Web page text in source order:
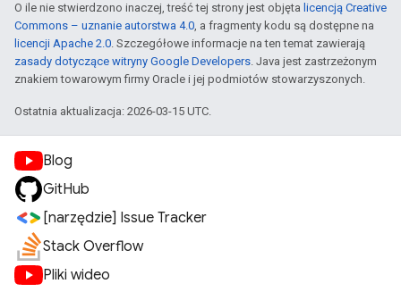
O ile nie stwierdzono inaczej, treść tej strony jest objęta licencją Creative
Commons – uznanie autorstwa 4.0, a fragmenty kodu są dostępne na
licencji Apache 2.0. Szczegółowe informacje na ten temat zawierają
zasady dotyczące witryny Google Developers. Java jest zastrzeżonym
znakiem towarowym firmy Oracle i jej podmiotów stowarzyszonych.
Ostatnia aktualizacja: 2026-03-15 UTC.
Blog
GitHub
[narzędzie] Issue Tracker
Stack Overflow
Pliki wideo